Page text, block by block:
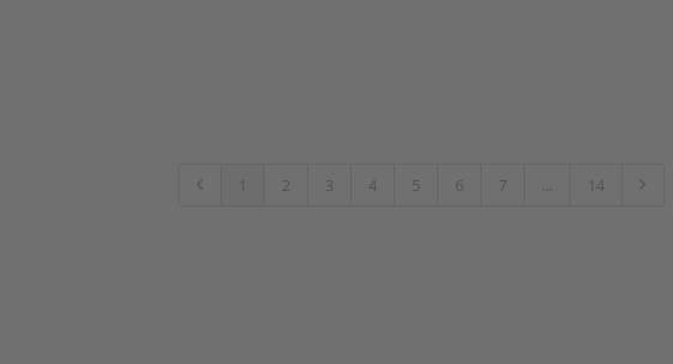
1 2 3 4 5 6 7 ... 14